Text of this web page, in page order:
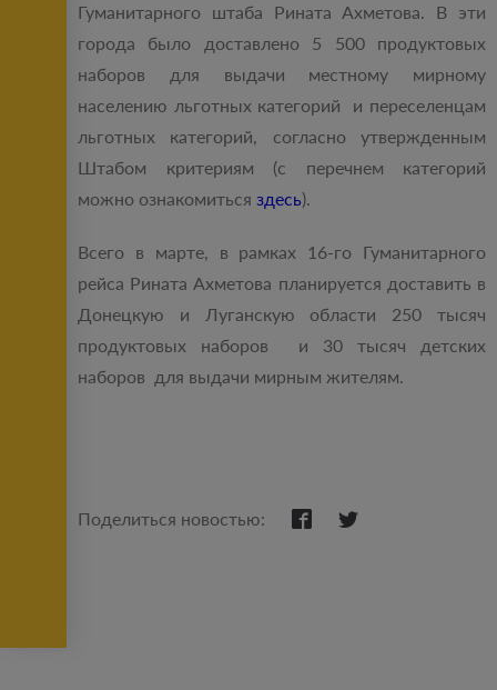
Гуманитарного штаба Рината Ахметова. В эти
города было доставлено 5 500 продуктовых
наборов для выдачи местному мирному
населению льготных категорий и переселенцам
льготных категорий, согласно утвержденным
Штабом критериям (с перечнем категорий
можно ознакомиться здесь).
Всего в марте, в рамках 16-го Гуманитарного
рейса Рината Ахметова планируется доставить в
Донецкую и Луганскую области 250 тысяч
продуктовых наборов и 30 тысяч детских
наборов для выдачи мирным жителям.
Поделиться новостью: